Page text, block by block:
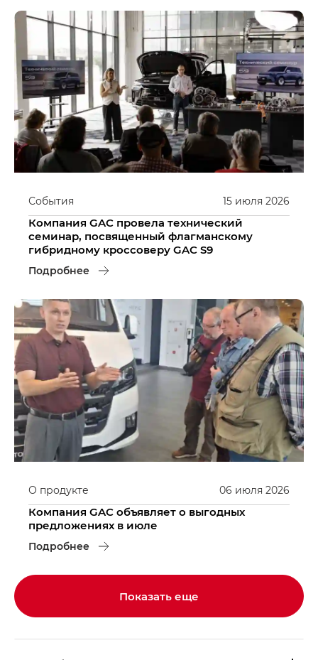
15 июля 2026
События
Компания GAC провела технический
семинар, посвященный флагманскому
гибридному кроссоверу GAC S9
Подробнее
06 июля 2026
О продукте
Компания GAC объявляет о выгодных
предложениях в июле
Подробнее
Показать еще